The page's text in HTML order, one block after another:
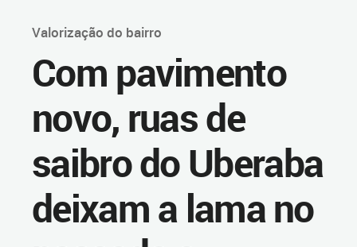
Valorização do bairro
Com pavimento
novo, ruas de
saibro do Uberaba
deixam a lama no